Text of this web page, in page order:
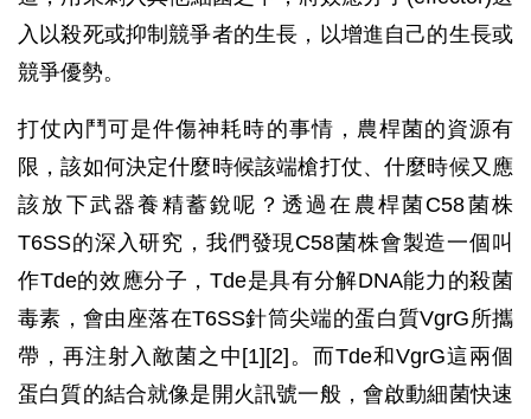
入以殺死或抑制競爭者的生長，以增進自己的生長或
競爭優勢。
打仗內鬥可是件傷神耗時的事情，農桿菌的資源有
限，該如何決定什麼時候該端槍打仗、什麼時候又應
該放下武器養精蓄銳呢？透過在農桿菌C58菌株
T6SS的深入研究，我們發現C58菌株會製造一個叫
作Tde的效應分子，Tde是具有分解DNA能力的殺菌
毒素，會由座落在T6SS針筒尖端的蛋白質VgrG所攜
帶，再注射入敵菌之中[1][2]。而Tde和VgrG這兩個
蛋白質的結合就像是開火訊號一般，會啟動細菌快速